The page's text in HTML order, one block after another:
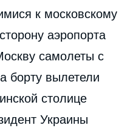
к московскому
аэропорта
самолеты с
борту вылетели
столице
Украины